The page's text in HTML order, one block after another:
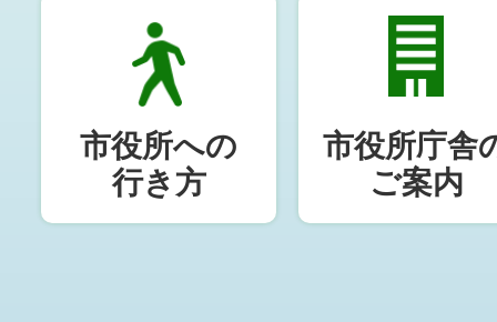
市役所への
行き方
市役所庁舎
ご案内